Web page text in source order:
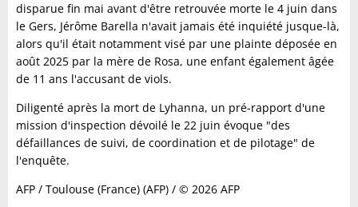
disparue fin mai avant d'être retrouvée morte le 4 juin dans
le Gers, Jérôme Barella n'avait jamais été inquiété jusque-là,
alors qu'il était notamment visé par une plainte déposée en
août 2025 par la mère de Rosa, une enfant également âgée
de 11 ans l'accusant de viols.
Diligenté après la mort de Lyhanna, un pré-rapport d'une
mission d'inspection dévoilé le 22 juin évoque "des
défaillances de suivi, de coordination et de pilotage" de
l'enquête.
AFP / Toulouse (France) (AFP) / © 2026 AFP